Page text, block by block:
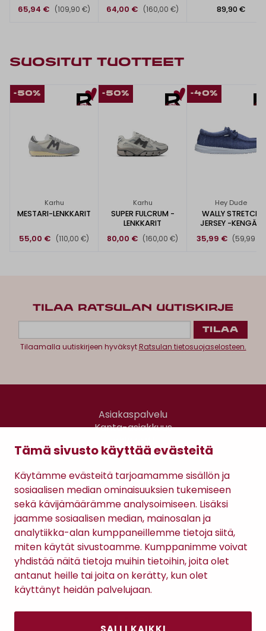
Tämä sivusto käyttää evästeitä
Käytämme evästeitä tarjoamamme sisällön ja
sosiaalisen median ominaisuuksien tukemiseen
sekä kävijämäärämme analysoimiseen. Lisäksi
jaamme sosiaalisen median, mainosalan ja
analytiikka-alan kumppaneillemme tietoja siitä,
miten käytät sivustoamme. Kumppanimme voivat
yhdistää näitä tietoja muihin tietoihin, joita olet
antanut heille tai joita on kerätty, kun olet
käyttänyt heidän palvelujaan.
65,94 €
(109,90 €)
64,00 €
(160,00 €) 89,90 €
SUOSITUT TUOTTEET
-50%
Karhu
MESTARI-LENKKARIT
55,00 € (110,00 €)
-50%
Karhu
SUPER FULCRUM -
LENKKARIT
80,00 € (160,00 €)
-40%
Hey Dude
WALLY STRETCH
JERSEY -KENGÄT
35,99 € (59,99 €)
TILAA RATSULAN UUTISKIRJE
Tilaamalla uutiskirjeen hyväksytRatsulan tietosuojaselosteen.
Asiakaspalvelu
Kanta-asiakkuus
Gomee Ratsula Café
Sopimusehdot
Tietosuojaseloste
Maksutavat